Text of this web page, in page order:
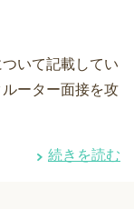
いて記載してい
ーター面接を攻
続きを読む